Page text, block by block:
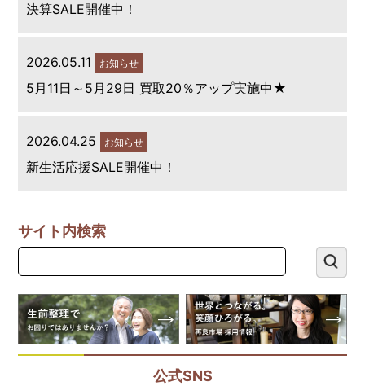
決算SALE開催中！
2026.05.11 お知らせ
5月11日～5月29日 買取20％アップ実施中★
2026.04.25 お知らせ
新生活応援SALE開催中！
サイト内検索
公式SNS